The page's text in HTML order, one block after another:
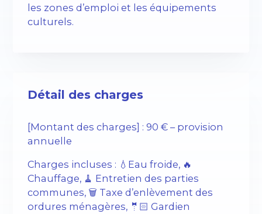
les zones d’emploi et les équipements
culturels.
Détail des charges
[Montant des charges] : 90 € – provision
annuelle
Charges incluses : 💧Eau froide, 🔥
Chauffage, 🧹 Entretien des parties
communes, 🗑️ Taxe d’enlèvement des
ordures ménagères, 🤵🏻 Gardien